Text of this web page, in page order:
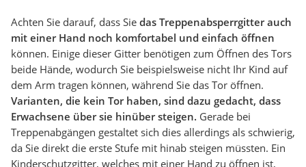
Achten Sie darauf, dass Sie das Treppenabsperrgitter auch
mit einer Hand noch komfortabel und einfach öffnen
können. Einige dieser Gitter benötigen zum Öffnen des Tors
beide Hände, wodurch Sie beispielsweise nicht Ihr Kind auf
dem Arm tragen können, während Sie das Tor öffnen.
Varianten, die kein Tor haben, sind dazu gedacht, dass
Erwachsene über sie hinüber steigen. Gerade bei
Treppenabgängen gestaltet sich dies allerdings als schwierig,
da Sie direkt die erste Stufe mit hinab steigen müssten. Ein
Kinderschutzgitter, welches mit einer Hand zu öffnen ist,